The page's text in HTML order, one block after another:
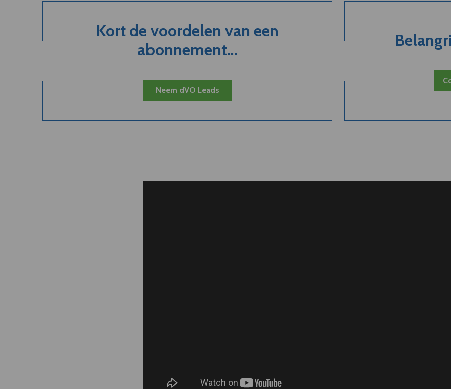
Kort de voordelen van een
abonnement...
Neem dVO Leads